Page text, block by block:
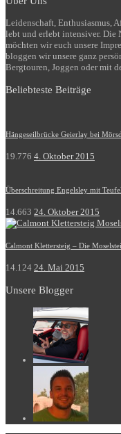
Leidenschaft, Enthusiasmus,
lebt und erlebt intensiver. Die
möchten wir euch unsere
bloggen wir unsere ganz
Bergtouren, Joggen oder mit
Beliebteste Beiträge
Hängeseilbrücke Geierlay bei
19.776 4. Oktober 2015
Überschreitung Engelsley mit
14.663 24. Oktober 2015
Calmont Klettersteig – Die
14.124 24. Mai 2015
Unsere Blogger